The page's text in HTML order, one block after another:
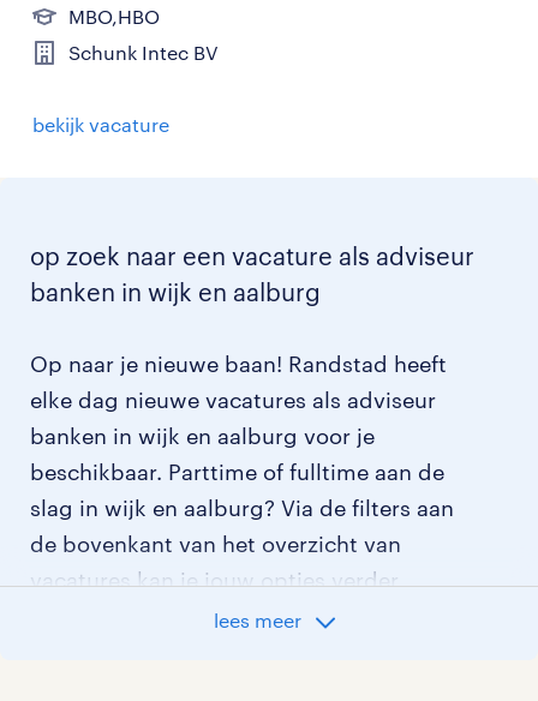
MBO,HBO
Schunk Intec BV
bekijk vacature
op zoek naar een vacature als adviseur
banken in wijk en aalburg
Op naar je nieuwe baan! Randstad heeft
elke dag nieuwe vacatures als adviseur
banken in wijk en aalburg voor je
beschikbaar. Parttime of fulltime aan de
slag in wijk en aalburg? Via de filters aan
de bovenkant van het overzicht van
vacatures kan je jouw opties verder
lees meer